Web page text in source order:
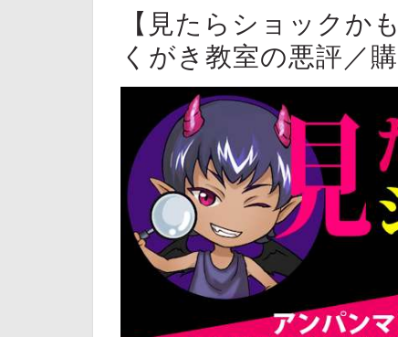
【見たらショックか
くがき教室の悪評／